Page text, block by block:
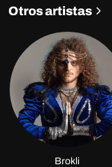
Otros artistas
Brokli